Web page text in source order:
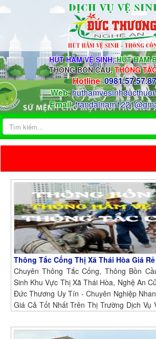
HÚT HẦM VỆ SINH,HÚT HẦM
THÔNG BỒN CẦU, THÔNG
Hotline:0981.57.57.87
Web:
Email:
Thông Tắc Cống Thị Xã Thái Hòa Giá Rẻ
Chuyên Thông Tắc Cống, Thông Bồn
Sinh Khu Vực Thị Xã Thái Hòa, Nghệ An
Đức Thương Uy Tín - Chuyên Nghiệp
Giá Cả Tốt Nhất Trên Thị Trường Dịch Vụ